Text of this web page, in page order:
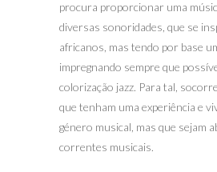
procura proporcionar uma
diversas sonoridades, que se
africanos, mas tendo por base
impregnando sempre que
colorização jazz. Para tal,
que tenham uma experiência e
género musical, mas que sejam
correntes musicais.